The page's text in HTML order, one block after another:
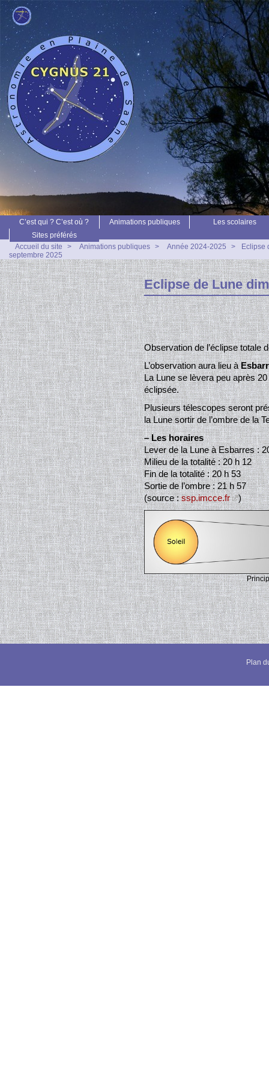
C’est qui ? C’est où ? Animations publiques
Les scolaires
Sites préférés
Accueil du site
> Animations publiques > Année 2024-2025 >
Eclipse
septembre 2025
Eclipse de Lune
Observation de l’éclipse totale
L’observation aura lieu à
La Lune se lèvera peu après
éclipsée.
Plusieurs télescopes seront
la Lune sortir de l’ombre de la
– Les horaires
Lever de la Lune à Esbarres :
Milieu de la totalité : 20 h 12
Fin de la totalité : 20 h 53
Sortie de l’ombre : 21 h 57
(source :ssp.imcce.fr )
Plan